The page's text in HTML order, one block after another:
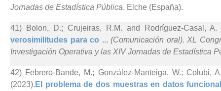
Jornadas de Estadística Pública. Elche (España).
41) Bolon, D.; Crujeiras, R.M. and Rodríguez-Casal, A.
verosimilitudes para co ...(Comunicación oral). XL
Investigación Operativa y las XIV Jornadas de Estadística
42) Febrero-Bande, M.; González-Manteiga, W.; Colubi,
(2023). El problema de dos muestras en datos